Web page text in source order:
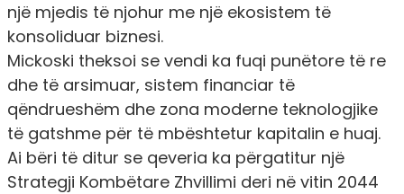
një mjedis të njohur me një ekosistem të
konsoliduar biznesi.
Mickoski theksoi se vendi ka fuqi punëtore të re
dhe të arsimuar, sistem financiar të
qëndrueshëm dhe zona moderne teknologjike
të gatshme për të mbështetur kapitalin e huaj.
Ai bëri të ditur se qeveria ka përgatitur një
Strategji Kombëtare Zhvillimi deri në vitin 2044